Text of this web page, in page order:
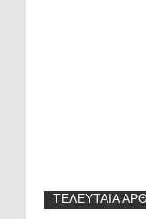
ΤΕΛΕΥΤΑΙΑ